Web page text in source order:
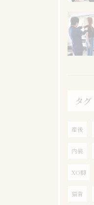
タグ
産後
内装
XO脚
猫背